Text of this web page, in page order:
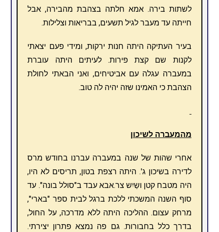
לשתות בירה. אמא חלתה בצהבת מהבירה, אבל
חייתה עד מעבר לגיל תשעים, בבריאות וצלילות.
בעיר העתיקה היתה חנות ירקות, ומידי פעם יצאתי
לקנות שם קצת פירות. לעיתים היתה עוברת
במעברה עגלה עם אביטיחים, ואני הבאתי לחולת
הצהבת כי האמינו שזה יהיה לה טוב.
מהמעברה לשיכון
אחרי שהות של שנה במעברה עברנו בחודש מרס
לדירה בשיכון ג'. היתה רצפת בטון, תריסים לא היו,
היה מטבח קטן ושַיִש צר.אבא עבד ב"סולל בונה". עד
סוף השנה המשכתי ללכת ברגל לבית ספר "בארי",
מרחק עצום. ההליכה היתה ללא מדרכה, על החול,
בדרך כלל בחבורות. גם פה נמצא פתרון יצירתי.